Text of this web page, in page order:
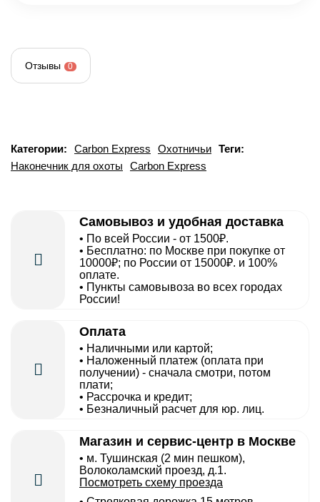
Отзывы 0
Категории: Carbon Express Охотничьи Теги:
Наконечник для охоты
Carbon Express
Самовывоз и удобная доставка
• По всей России - от 1500₽.
• Бесплатно: по Москве при покупке от
10000₽; по России от 15000₽. и 100%
оплате.
• Пункты самовывоза во всех городах
России!
Оплата
• Наличными или картой;
• Наложенный платеж (оплата при
получении) - сначала смотри, потом
плати;
• Рассрочка и кредит;
• Безналичный расчет для юр. лиц.
Магазин и сервис-центр в Москве
• м. Тушинская (2 мин пешком),
Волоколамский проезд, д.1.
Посмотреть схему проезда